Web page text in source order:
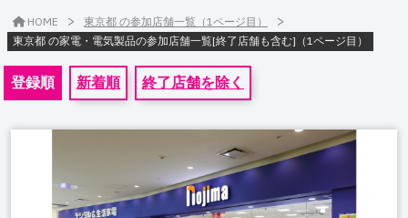
HOME > 東京都 の参加店舗一覧（1ページ目） >
東京都 の家電・電気製品の参加店舗一覧[終了店舗も含む]（1ページ目）
登録順 新着順 終了店舗を除く